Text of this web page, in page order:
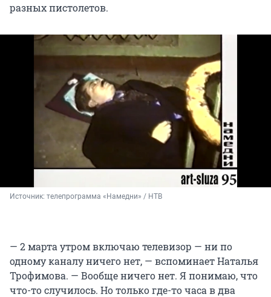
разных пистолетов.
Источник: телепрограмма «Намедни» / НТВ
— 2 марта утром включаю телевизор — ни по
одному каналу ничего нет, — вспоминает Наталья
Трофимова. — Вообще ничего нет. Я понимаю, что
что-то случилось. Но только где-то часа в два